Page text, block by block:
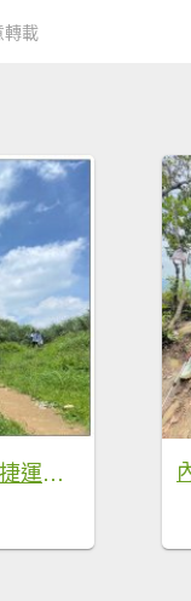
轉載
臺北大縱走第四段 風櫃嘴至捷運大湖公園站